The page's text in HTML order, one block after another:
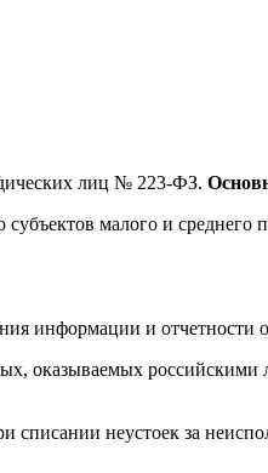
лиц № 223-ФЗ.
субъектов малого и
информации и отчетности
оказываемых
списании неустоек за